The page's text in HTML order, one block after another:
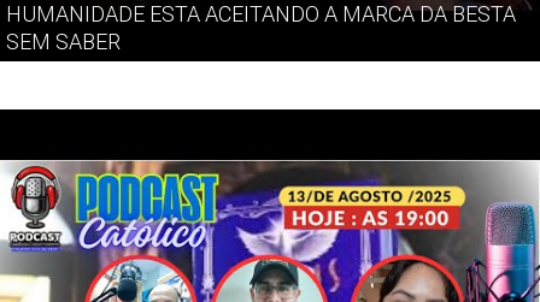
HUMANIDADE ESTA ACEITANDO A MARCA DA BESTA
SEM SABER